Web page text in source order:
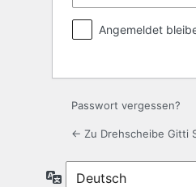
Angemeldet
Passwort vergessen?
← Zu Drehscheibe Gitti
Sprache